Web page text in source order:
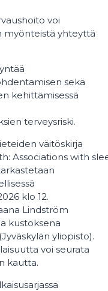
voi
myönteistä yhteyttä
sekä
kehittämisessä
terveysriski.
väitöskirja
Associations with
klo 12.
Lindström
kustoksena
yliopisto).
voi seurata
kautta.